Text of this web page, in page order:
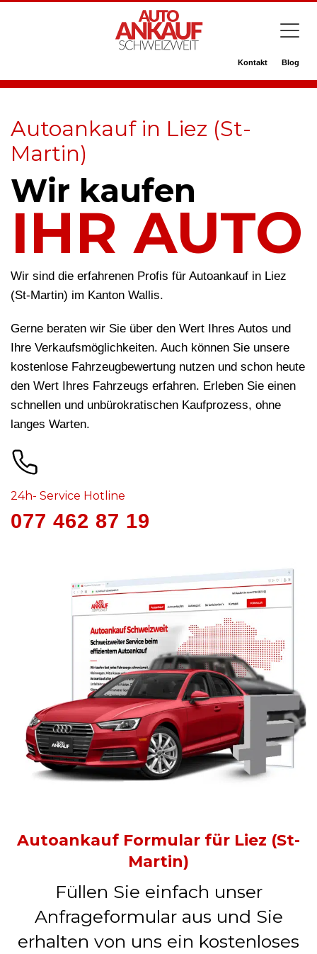
Kontakt Blog
Autoankauf in Liez (St-
Martin)
Wir kaufen
IHR AUTO
Wir sind die erfahrenen Profis für Autoankauf in Liez
(St-Martin) im Kanton Wallis.
Gerne beraten wir Sie über den Wert Ihres Autos und
Ihre Verkaufsmöglichkeiten. Auch können Sie unsere
kostenlose Fahrzeugbewertung nutzen und schon heute
den Wert Ihres Fahrzeugs erfahren. Erleben Sie einen
schnellen und unbürokratischen Kaufprozess, ohne
langes Warten.
24h- Service Hotline
077 462 87 19
Autoankauf Formular für Liez (St-
Martin)
Füllen Sie einfach unser
Anfrageformular aus und Sie
erhalten von uns ein kostenloses